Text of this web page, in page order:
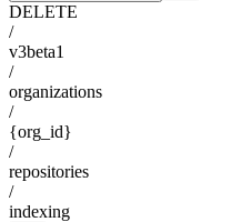
DELETE
/
v3beta1
/
organizations
/
{org_id}
/
repositories
/
indexing